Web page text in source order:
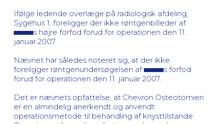
Ifølge ledende overlæge på radiologisk afdeling,
Sygehus 1, foreligger der ikke røntgenbilleder af
s højre forfod forud for operationen den 11.
januar 2007.
Nævnet har således noteret sig, at der ikke
foreligger røntgenundersøgelsen af
s forfod
forud for operationen den 11. januar 2007.
Det er nævnets opfattelse, at Chevron Osteotomien
er en almindelig anerkendt og anvendt
operationsmetode til behandling af knysttilstande.